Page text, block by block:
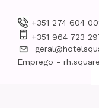
+351 274 604
+351 964 723
Emprego -